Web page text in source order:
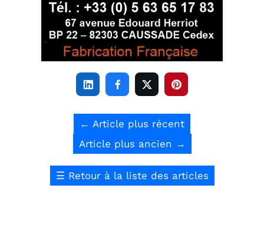
   
← Article plus récent
Article plus ancien →
☰ Retour à la liste des articles